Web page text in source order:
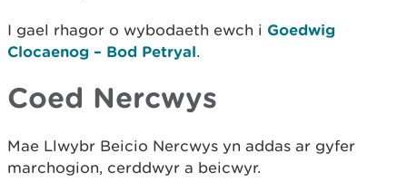
I gael rhagor o wybodaeth ewch i Goedwig
Clocaenog – Bod Petryal.
Coed Nercwys
Mae Llwybr Beicio Nercwys yn addas ar gyfer
marchogion, cerddwyr a beicwyr.